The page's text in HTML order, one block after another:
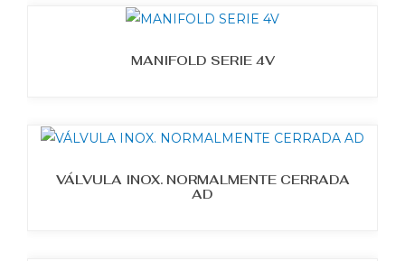
MANIFOLD SERIE 4V
VÁLVULA INOX. NORMALMENTE CERRADA
AD